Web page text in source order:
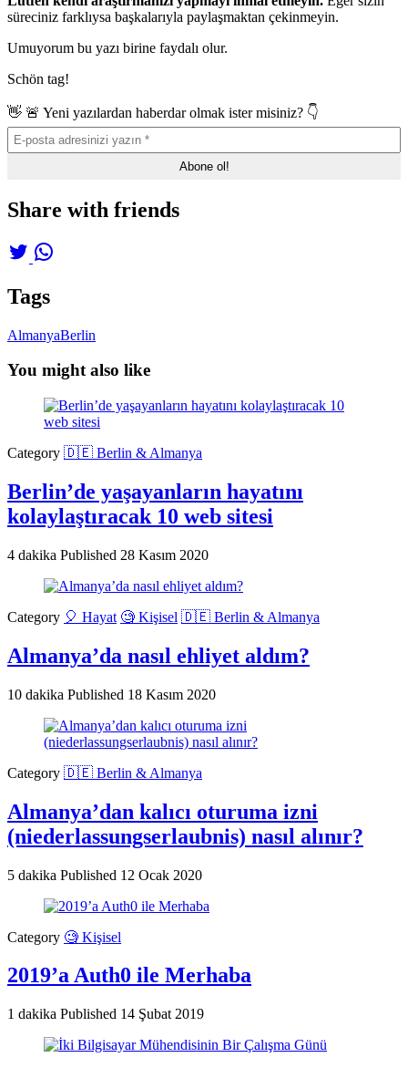
süreciniz farklıysa başkalarıyla paylaşmaktan çekinmeyin.
Umuyorum bu yazı birine faydalı olur.
Schön tag!
👋 🚨 Yeni yazılardan haberdar olmak ister misiniz? 👇
Share with friends
Tags
AlmanyaBerlin
You might also like
Category 🇩🇪 Berlin & Almanya
Berlin’de yaşayanların hayatını
kolaylaştıracak 10 web sitesi
4 dakika Published 28 Kasım 2020
Category 🎈 Hayat 🧐 Kişisel 🇩🇪 Berlin & Almanya
Almanya’da nasıl ehliyet aldım?
10 dakika Published 18 Kasım 2020
Category 🇩🇪 Berlin & Almanya
Almanya’dan kalıcı oturuma izni
(niederlassungserlaubnis) nasıl alınır?
5 dakika Published 12 Ocak 2020
Category 🧐 Kişisel
2019’a Auth0 ile Merhaba
1 dakika Published 14 Şubat 2019